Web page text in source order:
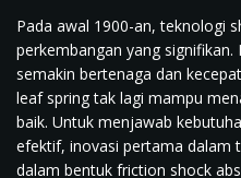
Pada awal 1900-an, teknologi
perkembangan yang
semakin bertenaga dan
leaf spring tak lagi mampu
baik. Untuk menjawab
efektif, inovasi pertama dalam
dalam bentuk friction shock